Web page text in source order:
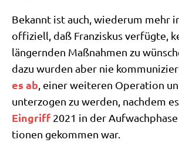
Bekannt ist auch, wie­der­um mehr
offi­zi­ell, daß Fran­zis­kus ver­füg­te,
län­gern­den Maß­nah­men zu
dazu wur­den aber nie
es ab, einer wei­te­ren Ope­ra­ti­on
unter­zo­gen zu wer­den, nach­dem
Ein­griff 2021 in der
tio­nen gekom­men war.